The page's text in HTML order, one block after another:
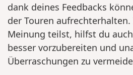
dank deines Feedbacks
der Touren
Meinung teilst, hilfst du
besser vorzubereiten und
Überraschungen zu